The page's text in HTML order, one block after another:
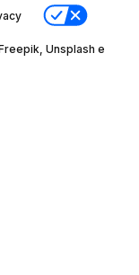
Unsplash e